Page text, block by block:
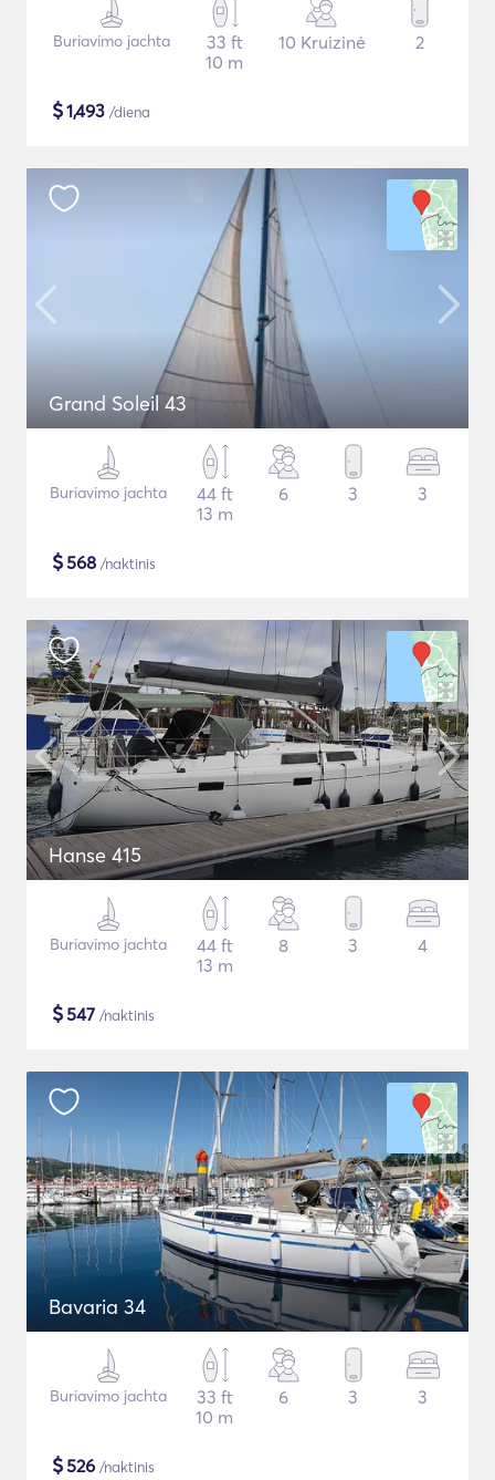
Buriavimo jachta
33 ft
10 m
10 Kruizinė 2
$1,493 /diena
Grand Soleil 43
Buriavimo jachta
44 ft
13 m
6 3 3
$568 /naktinis
Hanse 415
Buriavimo jachta
44 ft
13 m
8 3 4
$547 /naktinis
Bavaria 34
Buriavimo jachta
33 ft
10 m
6 3 3
$526 /naktinis